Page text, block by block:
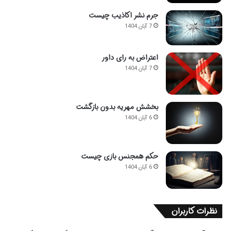
جرم نشر اکاذیب چیست
7 آبان 1404
اعتراض به رای داور
7 آبان 1404
بخشش مهریه بدون بازگشت
6 آبان 1404
حکم همجنس بازی چیست
6 آبان 1404
نظرات کاربران